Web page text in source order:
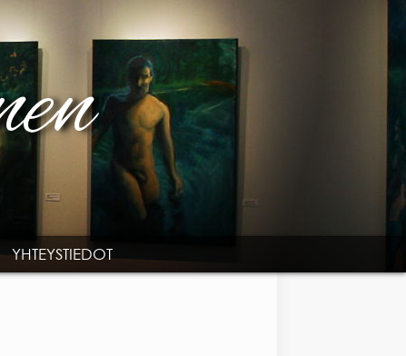
YHTEYSTIEDOT